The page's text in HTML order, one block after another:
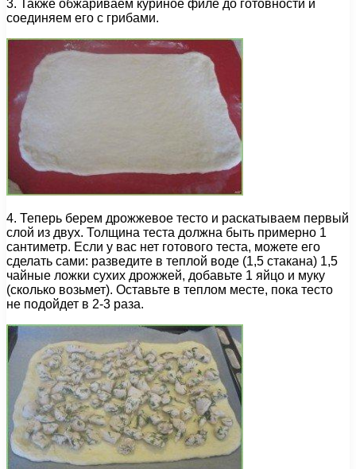
3. Также обжариваем куриное филе до готовности и
соединяем его с грибами.
4. Теперь берем дрожжевое тесто и раскатываем первый
слой из двух. Толщина теста должна быть примерно 1
сантиметр. Если у вас нет готового теста, можете его
сделать сами: разведите в теплой воде (1,5 стакана) 1,5
чайные ложки сухих дрожжей, добавьте 1 яйцо и муку
(сколько возьмет). Оставьте в теплом месте, пока тесто
не подойдет в 2-3 раза.